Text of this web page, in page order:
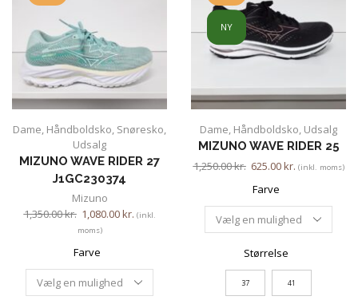
Dame, Håndboldsko, Snøresko,
Udsalg
MIZUNO WAVE RIDER 27
J1GC230374
Mizuno
1,350.00kr. 1,080.00kr. (inkl.
moms)
Farve
NY
Dame, Håndboldsko, Udsalg
MIZUNO WAVE RIDER 25
1,250.00kr. 625.00kr. (inkl. moms)
Farve
Størrelse
37 41